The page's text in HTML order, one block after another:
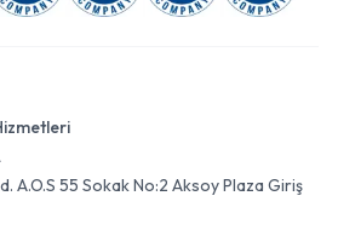
A.O.S 55 Sokak No:2 Aksoy Plaza Giriş